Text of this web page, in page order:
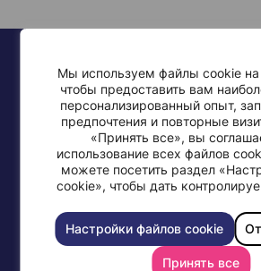
Мы используем файлы cookie
чтобы предоставить вам
персонализированный опыт,
предпочтения и повторные
«Принять все», вы
использование всех файлов
можете посетить раздел
cookie», чтобы дать
Настройки файлов cookie
Принять все
+972-77-
СВЯЖИТЕСЬ С МЕДИЦИНСКИМ